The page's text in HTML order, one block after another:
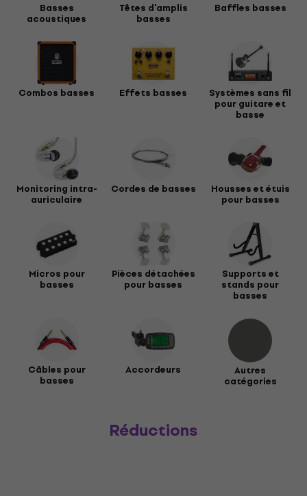
Basses
acoustiques
Têtes d'amplis
basses
Baffles basses
Combos basses Effets basses Systèmes sans fil
pour guitare et
basse
Mo­ni­to­ring intra-
auriculaire
Cordes de basses Housses et étuis
pour basses
Micros pour
basses
Pièces détachées
pour basses
Supports et
stands pour
basses
Câbles pour
basses
Accordeurs Autres
catégories
Réductions